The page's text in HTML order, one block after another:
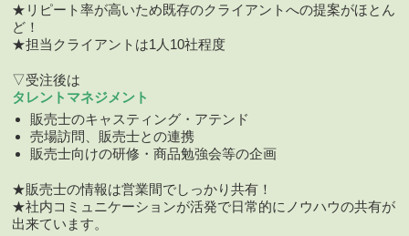
★リピート率が高いため既存のクライアントへの提案がほとん
ど！
★担当クライアントは1人10社程度
▽受注後は
タレントマネジメント
販売士のキャスティング・アテンド
売場訪問、販売士との連携
販売士向けの研修・商品勉強会等の企画
★販売士の情報は営業間でしっかり共有！
★社内コミュニケーションが活発で日常的にノウハウの共有が
出来ています。